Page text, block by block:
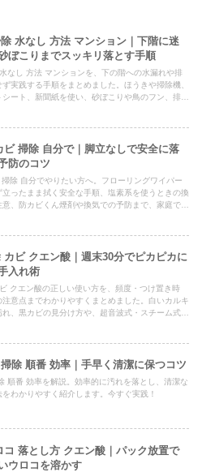
水なし 方法 マンション｜下階に迷
ぼこりまでスッキリ落とす手順
なし 方法 マンションを、下の階への水漏れや排
実践する手順をまとめました。ほうきや掃除機、
ート、新聞紙を使い、砂ぼこりや鳥のフン、排水
ビ 掃除 自分で｜脚立なしで安全に落
防のコツ
除 自分でやりたい方へ。フローリングワイパー
ったまま拭く安全な手順、塩素系を使うときの換
、防カビくん煙剤や換気での予防まで、家庭で今
カビ クエン酸｜週末30分でピカピカに
入れ術
クエン酸の正しい使い方を、頻度・つけ置き時
注意点までわかりやすくまとめました。白いカルキ
、黒カビの見分け方や、超音波式・スチーム式の
除 順番 効率｜手早く清潔に保つコツ
順番 効率を解説。効率的に汚れを落とし、清潔な
わかりやすく紹介します。今すぐ実践！
コ 落とし方 クエン酸｜パック放置で
ウロコを溶かす